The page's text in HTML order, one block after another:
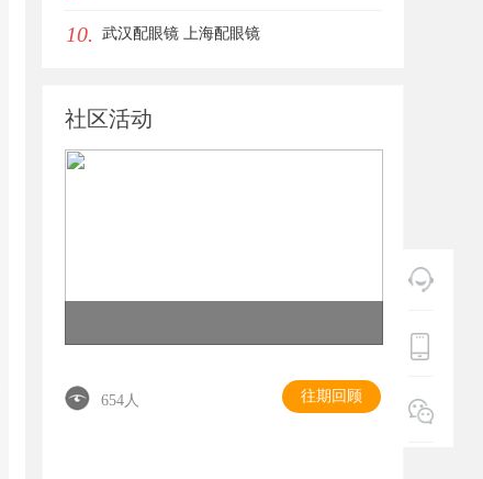
10. 武汉配眼镜 上海配眼镜
社区活动
654人 往期回顾